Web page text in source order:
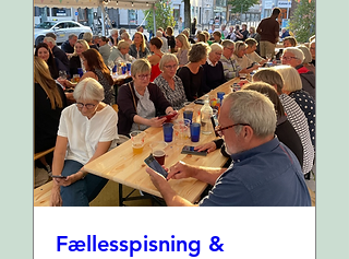
Fællesspisning &